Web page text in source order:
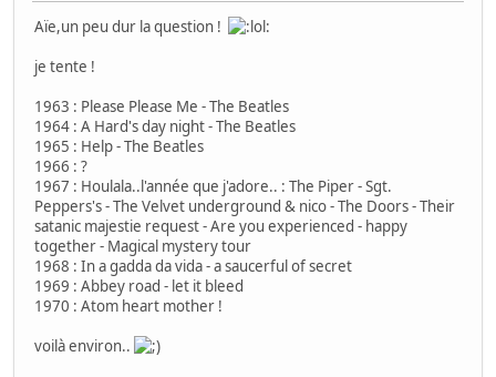
Aïe,un peu dur la question !
je tente !
1963 : Please Please Me - The Beatles
1964 : A Hard's day night - The Beatles
1965 : Help - The Beatles
1966 : ?
1967 : Houlala..l'année que j'adore.. : The Piper - Sgt.
Peppers's - The Velvet underground & nico - The Doors - Their
satanic majestie request - Are you experienced - happy
together - Magical mystery tour
1968 : In a gadda da vida - a saucerful of secret
1969 : Abbey road - let it bleed
1970 : Atom heart mother !
voilà environ..